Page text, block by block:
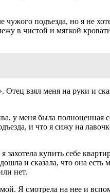
подъезда, но я не
в чистой и мягкой
взял меня на руки и
у меня была полноценная
и что я сижу на
купить себе
и сказала, что она
нет.
Я смотрела на нее и